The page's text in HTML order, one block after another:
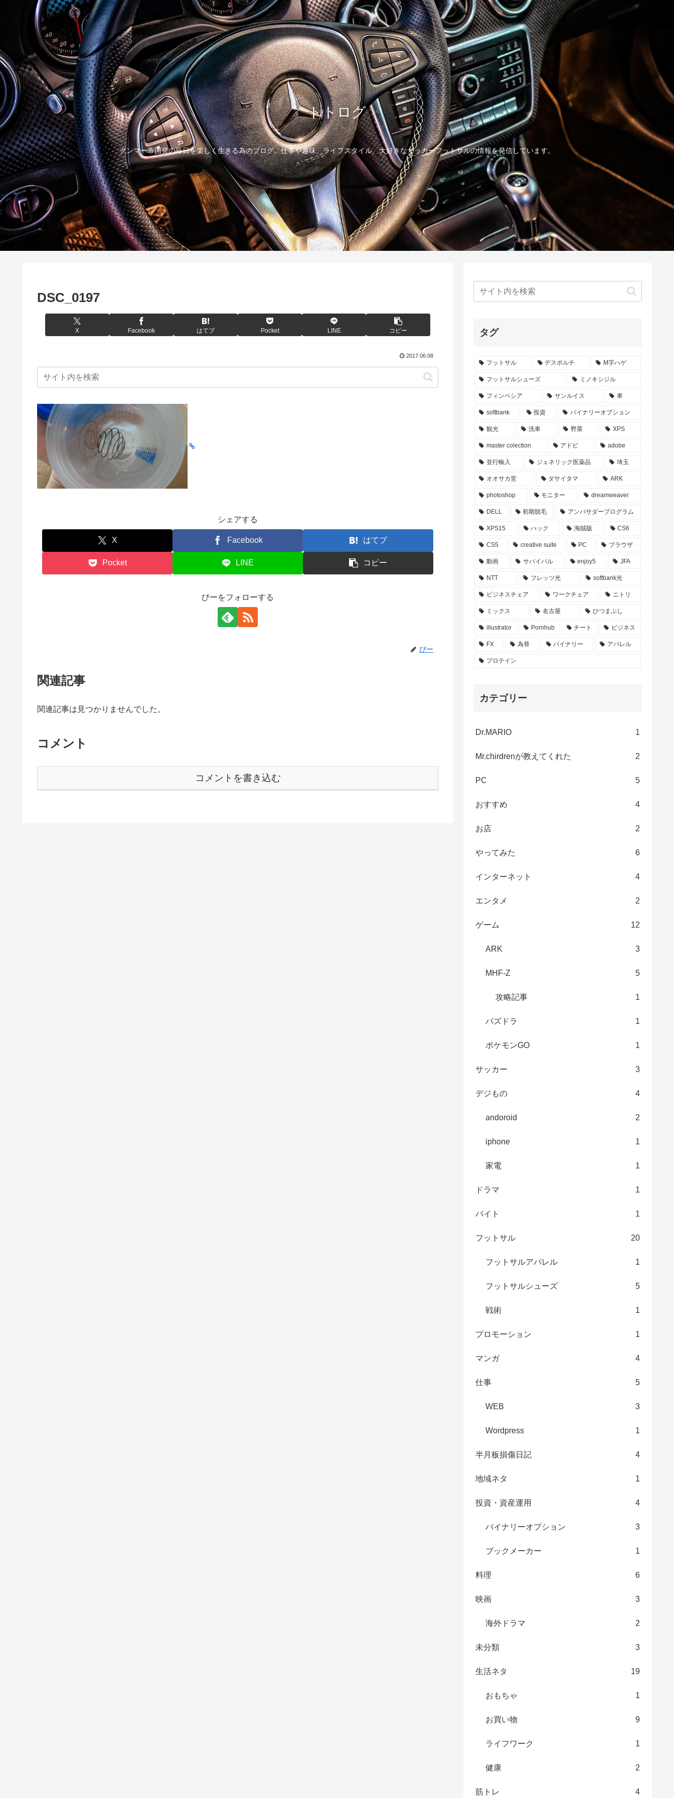
トトログ
グンマー帝国発の毎日を楽しく生きる為のブログ。仕事や趣味、ライフスタイル、大好きなサッカーフットサルの情報を発信しています。
DSC_0197
X Facebook はてブ Pocket LINE コピー
2017.06.08
シェアする
X Facebook はてブ
Pocket LINE コピー
びーをフォローする
びー
関連記事
関連記事は見つかりませんでした。
コメント
コメントを書き込む
タグ
フットサル デスポルチ M字ハゲ
フットサルシューズ ミノキシジル
フィンペシア サンルイス 車
softbank 投資 バイナリーオプション
観光 洗車 野菜 XPS
master colection アドビ adobe
並行輸入 ジェネリック医薬品 埼玉
オオサカ堂 ダサイタマ ARK
photoshop モニター dreamweaver
DELL 初期脱毛 アンバサダープログラム
XPS15 ハック 海賊版 CS6
CS5 creative suite PC ブラウザ
動画 サバイバル enjoy5 JFA
NTT フレッツ光 softbank光
ビジネスチェア ワークチェア ニトリ
ミックス 名古屋 ひつまぶし
illustrator Pornhub チート ビジネス
FX 為替 バイナリー アパレル
プロテイン
カテゴリー
Dr.MARIO 1
Mr.chirdrenが教えてくれた 2
PC 5
おすすめ 4
お店 2
やってみた 6
インターネット 4
エンタメ 2
ゲーム 12
ARK 3
MHF-Z 5
攻略記事 1
パズドラ 1
ポケモンGO 1
サッカー 3
デジもの 4
andoroid 2
iphone 1
家電 1
ドラマ 1
バイト 1
フットサル 20
フットサルアパレル 1
フットサルシューズ 5
戦術 1
プロモーション 1
マンガ 4
仕事 5
WEB 3
Wordpress 1
半月板損傷日記 4
地域ネタ 1
投資・資産運用 4
バイナリーオプション 3
ブックメーカー 1
料理 6
映画 3
海外ドラマ 2
未分類 3
生活ネタ 19
おもちゃ 1
お買い物 9
ライフワーク 1
健康 2
筋トレ 4